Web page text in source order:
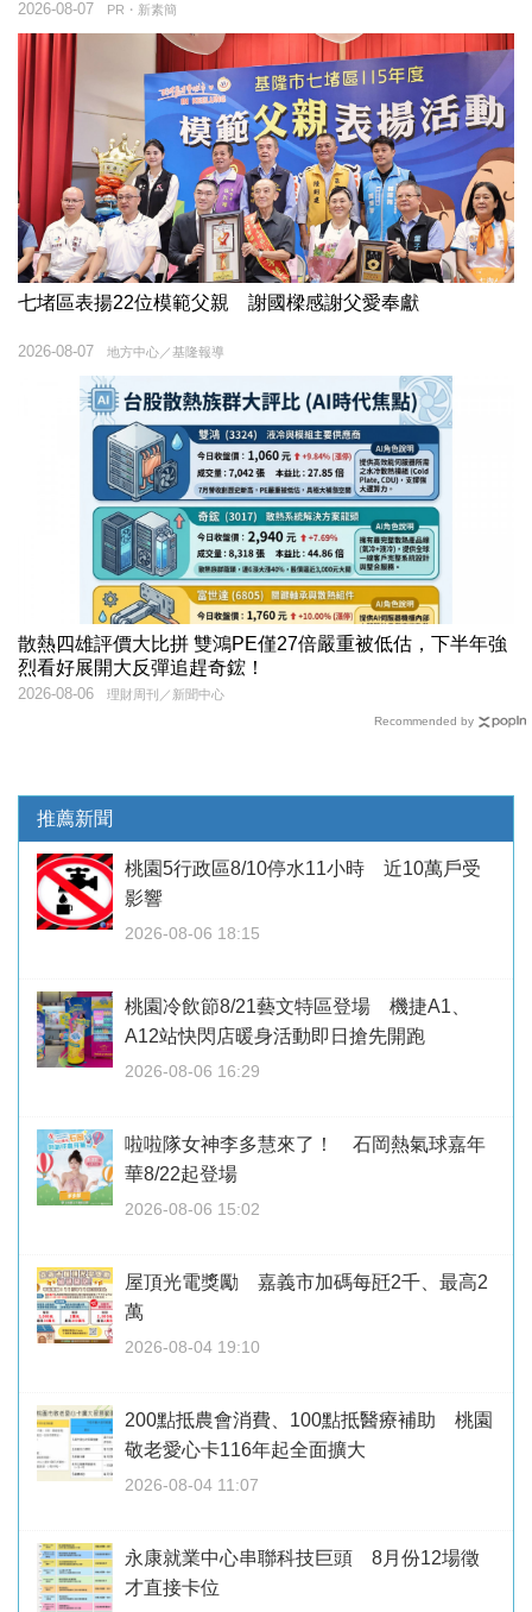
PR・新素簡
2026-08-07
七堵區表揚22位模範父親 謝國樑感謝父愛奉獻
地方中心／基隆報導
2026-08-07
散熱四雄評價大比拼 雙鴻PE僅27倍嚴重被低估，下半年強
烈看好展開大反彈追趕奇鋐！
理財周刊／新聞中心
2026-08-06
Recommended by
推薦新聞
桃園5行政區8/10停水11小時 近10萬戶受
影響
2026-08-06 18:15
桃園冷飲節8/21藝文特區登場 機捷A1、
A12站快閃店暖身活動即日搶先開跑
2026-08-06 16:29
啦啦隊女神李多慧來了！ 石岡熱氣球嘉年
華8/22起登場
2026-08-06 15:02
屋頂光電獎勵 嘉義市加碼每瓩2千、最高2
萬
2026-08-04 19:10
200點抵農會消費、100點抵醫療補助 桃園
敬老愛心卡116年起全面擴大
2026-08-04 11:07
永康就業中心串聯科技巨頭 8月份12場徵
才直接卡位